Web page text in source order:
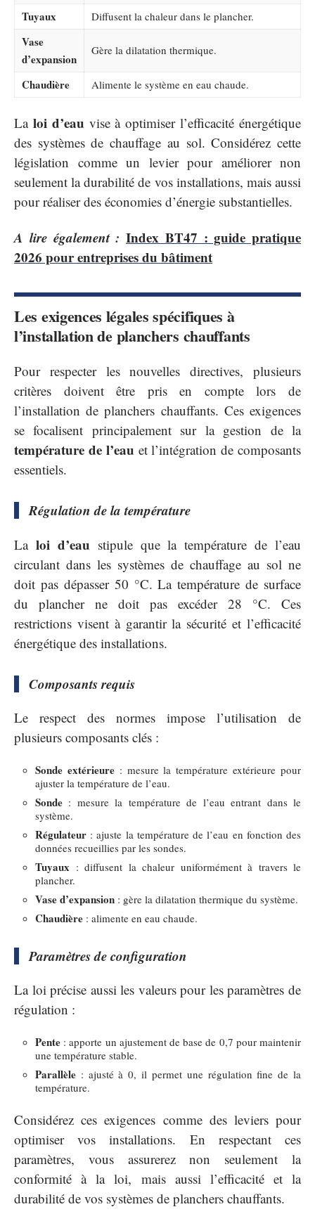
Tuyaux Diffusent la chaleur dans le plancher.
Vase
d’expansion
Gère la dilatation thermique.
Chaudière Alimente le système en eau chaude.
La loi d’eau vise à optimiser l’efficacité énergétique
des systèmes de chauffage au sol. Considérez cette
législation comme un levier pour améliorer non
seulement la durabilité de vos installations, mais aussi
pour réaliser des économies d’énergie substantielles.
A lire également : Index BT47 : guide pratique
2026 pour entreprises du bâtiment
Les exigences légales spécifiques à
l’installation de planchers chauffants
Pour respecter les nouvelles directives, plusieurs
critères doivent être pris en compte lors de
l’installation de planchers chauffants. Ces exigences
se focalisent principalement sur la gestion de la
température de l’eau et l’intégration de composants
essentiels.
Régulation de la température
La loi d’eau stipule que la température de l’eau
circulant dans les systèmes de chauffage au sol ne
doit pas dépasser 50 °C. La température de surface
du plancher ne doit pas excéder 28 °C. Ces
restrictions visent à garantir la sécurité et l’efficacité
énergétique des installations.
Composants requis
Le respect des normes impose l’utilisation de
plusieurs composants clés :
Sonde extérieure: mesure la température extérieure pour
ajuster la température de l’eau.
Sonde : mesure la température de l’eau entrant dans le
système.
Régulateur : ajuste la température de l’eau en fonction des
données recueillies par les sondes.
Tuyaux : diffusent la chaleur uniformément à travers le
plancher.
Vase d’expansion : gère la dilatation thermique du système.
Chaudière : alimente en eau chaude.
Paramètres de configuration
La loi précise aussi les valeurs pour les paramètres de
régulation :
Pente : apporte un ajustement de base de 0,7 pour maintenir
une température stable.
Parallèle : ajusté à 0, il permet une régulation fine de la
température.
Considérez ces exigences comme des leviers pour
optimiser vos installations. En respectant ces
paramètres, vous assurerez non seulement la
conformité à la loi, mais aussi l’efficacité et la
durabilité de vos systèmes de planchers chauffants.